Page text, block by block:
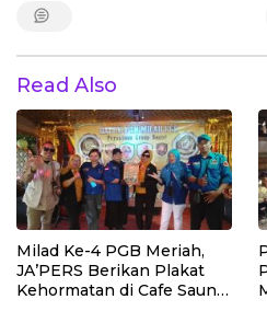
Read Also
Milad Ke-4 PGB Meriah,
JA’PERS Berikan Plakat
Kehormatan di Cafe Saung